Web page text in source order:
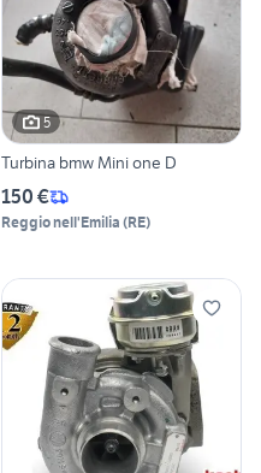
5
Turbina bmw Mini one D
150 €
Reggio nell'Emilia (RE)